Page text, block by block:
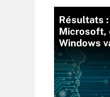
Résultats
Microsoft,
Windows